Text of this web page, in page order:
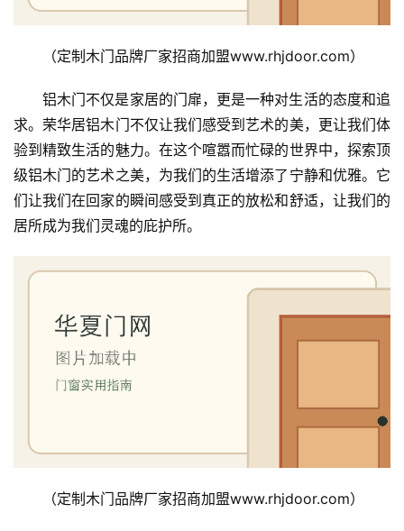
院
铝
门
门
套
业
登录 注册
（定制木门品牌厂家招商加盟www.rhjdoor.com）
铝木门不仅是家居的门扉，更是一种对生活的态度和追
求。荣华居铝木门不仅让我们感受到艺术的美，更让我们体
验到精致生活的魅力。在这个喧嚣而忙碌的世界中，探索顶
级铝木门的艺术之美，为我们的生活增添了宁静和优雅。它
们让我们在回家的瞬间感受到真正的放松和舒适，让我们的
居所成为我们灵魂的庇护所。
（定制木门品牌厂家招商加盟www.rhjdoor.com）